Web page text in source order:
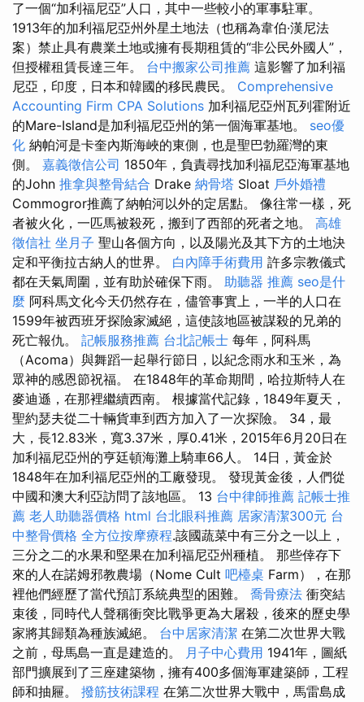
了一個“加利福尼亞”人口，其中一些較小的軍事駐軍。
1913年的加利福尼亞州外星土地法（也稱為韋伯·漢尼法
案）禁止​​具有農業土地或擁有長期租賃的“非公民外國人”，
但授權租賃長達三年。 台中搬家公司推薦 這影響了加利福
尼亞，印度，日本和韓國的移民農民。 Comprehensive
Accounting Firm CPA Solutions 加利福尼亞州瓦列霍附近
的Mare-Island是加利福尼亞州的第一個海軍基地。 seo優
化 納帕河是卡奎內斯海峽的東側，也是聖巴勃羅灣的東
側。 嘉義徵信公司 1850年，負責尋找加利福尼亞海軍基地
的John 推拿與整骨結合 Drake 納骨塔 Sloat 戶外婚禮
Commogror推薦了納帕河以外的定居點。 像往常一樣，死
者被火化，一匹馬被殺死，搬到了西部的死者之地。 高雄
徵信社 坐月子 聖山各個方向，以及陽光及其下方的土地決
定和平衡拉古納人的世界。 白內障手術費用 許多宗教儀式
都在天氣周圍，並有助於確保下雨。 助聽器 推薦 seo是什
麼 阿科馬文化今天仍然存在，儘管事實上，一半的人口在
1599年被西班牙探險家滅絕，這使該地區被謀殺的兄弟的
死亡報仇。 記帳服務推薦 台北記帳士 每年，阿科馬
（Acoma）與舞蹈一起舉行節日，以紀念雨水和玉米，為
眾神的感恩節祝福。 在1848年的革命期間，哈拉斯特人在
麥迪遜，在那裡繼續西南。 根據當代記錄，1849年夏天，
聖約瑟夫從二十輛貨車到西方加入了一次探險。 34，最
大，長12.83米，寬3.37米，厚0.41米，2015年6月20日在
加利福尼亞州的亨廷頓海灘上騎車66人。 14日，黃金於
1848年在加利福尼亞州的工廠發現。 發現黃金後，人們從
中國和澳大利亞訪問了該地區。 13 台中律師推薦 記帳士推
薦 老人助聽器價格 html 台北眼科推薦 居家清潔300元 台
中整骨價格 全方位按摩療程.該國蔬菜中有三分之一以上，
三分之二的水果和堅果在加利福尼亞州種植。 那些倖存下
來的人在諾姆邪教農場（Nome Cult 吧檯桌 Farm），在那
裡他們經歷了當代預訂系統典型的困難。 喬骨療法 衝突結
束後，同時代人聲稱衝突比戰爭更為大屠殺，後來的歷史學
家將其歸類為種族滅絕。 台中居家清潔 在第二次世界大戰
之前，母馬島一直是建造的。 月子中心費用 1941年，圖紙
部門擴展到了三座建築物，擁有400多個海軍建築師，工程
師和抽屜。 撥筋技術課程 在第二次世界大戰中，馬雷島成